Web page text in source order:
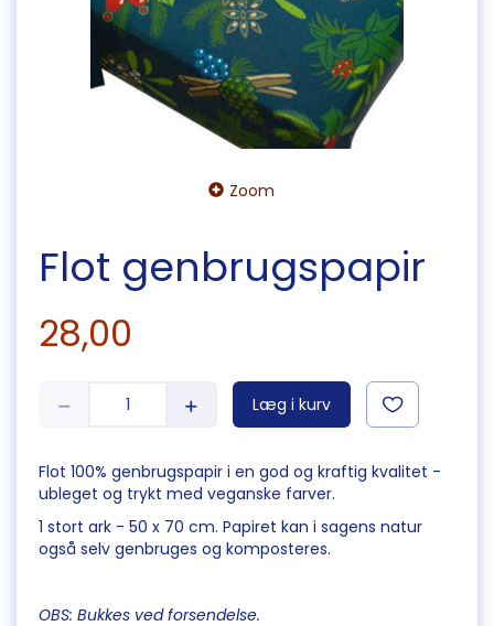
Zoom
Flot genbrugspapir
28,00
Læg i kurv
Flot 100% genbrugspapir i en god og kraftig kvalitet -
ubleget og trykt med veganske farver.
1 stort ark - 50 x 70 cm. Papiret kan i sagens natur
også selv genbruges og komposteres.
OBS: Bukkes ved forsendelse.